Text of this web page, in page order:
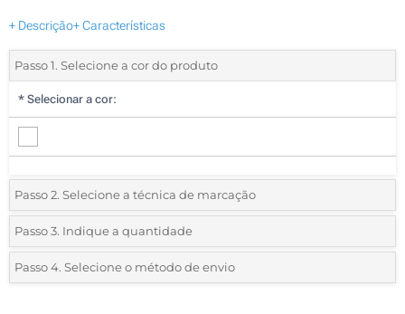
+ Descrição+ Características
Passo 1. Selecione a cor do produto
* Selecionar a cor:
Passo 2. Selecione a técnica de marcação
*Selecione o tipo de marcação e as cores do logotipo:
1 Cor (Parte superior)
Passo 3. Indique a quantidade
*Quantidade mínima:50
Passo 4. Selecione o método de envio